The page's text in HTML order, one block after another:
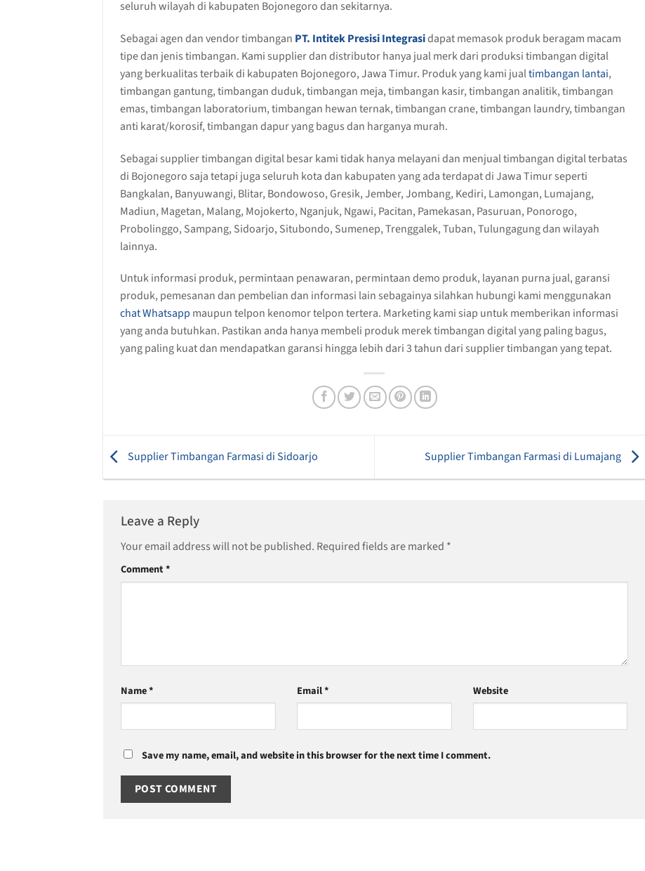
seluruh wilayah di kabupaten Bojonegoro dan sekitarnya.
Sebagai agen dan vendor timbangan PT. Intitek Presisi Integrasidapat memasok produk beragam macam
tipe dan jenis timbangan. Kami supplier dan distributor hanya jual merk dari produksi timbangan digital
yang berkualitas terbaik di kabupaten Bojonegoro, Jawa Timur. Produk yang kami jualtimbangan lantai,
timbangan gantung, timbangan duduk, timbangan meja, timbangan kasir, timbangan analitik, timbangan
emas, timbangan laboratorium, timbangan hewan ternak, timbangan crane, timbangan laundry, timbangan
anti karat/korosif, timbangan dapur yang bagus dan harganya murah.
Sebagai supplier timbangan digital besar kami tidak hanya melayani dan menjual timbangan digital terbatas
di Bojonegoro saja tetapi juga seluruh kota dan kabupaten yang ada terdapat di Jawa Timur seperti
Bangkalan, Banyuwangi, Blitar, Bondowoso, Gresik, Jember, Jombang, Kediri, Lamongan, Lumajang,
Madiun, Magetan, Malang, Mojokerto, Nganjuk, Ngawi, Pacitan, Pamekasan, Pasuruan, Ponorogo,
Probolinggo, Sampang, Sidoarjo, Situbondo, Sumenep, Trenggalek, Tuban, Tulungagung dan wilayah
lainnya.
Untuk informasi produk, permintaan penawaran, permintaan demo produk, layanan purna jual, garansi
produk, pemesanan dan pembelian dan informasi lain sebagainya silahkan hubungi kami menggunakan
chat Whatsapp maupun telpon kenomor telpon tertera. Marketing kami siap untuk memberikan informasi
yang anda butuhkan. Pastikan anda hanya membeli produk merek timbangan digital yang paling bagus,
yang paling kuat dan mendapatkan garansi hingga lebih dari 3 tahun dari supplier timbangan yang tepat.
Supplier Timbangan Farmasi di Sidoarjo Supplier Timbangan Farmasi di Lumajang
Leave a Reply
Your email address will not be published. Required fields are marked *
Comment*
Name* Email* Website
Save my name, email, and website in this browser for the next time I comment.